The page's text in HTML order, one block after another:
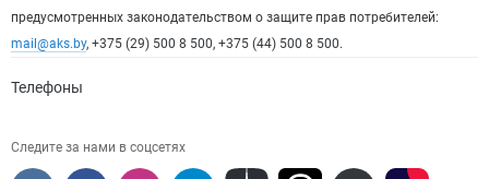
предусмотренных законодательством о защите прав потребителей:
mail@aks.by, +375 (29) 500 8 500, +375 (44) 500 8 500.
Телефоны
Следите за нами в соцсетях